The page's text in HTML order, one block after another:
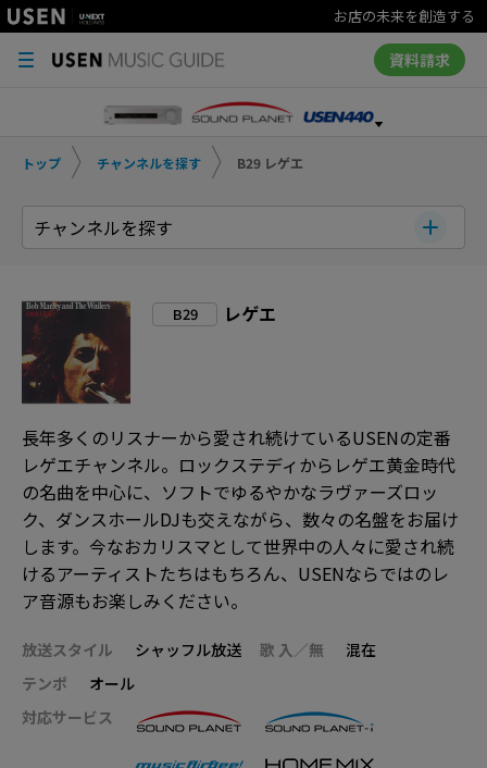
お店の未来を創造する
資料請求
トップ チャンネルを探す B29 レゲエ
チャンネルを探す
B29 レゲエ
長年多くのリスナーから愛され続けているUSENの定番
レゲエチャンネル。ロックステディからレゲエ黄金時代
の名曲を中心に、ソフトでゆるやかなラヴァーズロッ
ク、ダンスホールDJも交えながら、数々の名盤をお届け
します。今なおカリスマとして世界中の人々に愛され続
けるアーティストたちはもちろん、USENならではのレ
ア音源もお楽しみください。
放送スタイル シャッフル放送 歌 入／無
混在
テンポ
オール
対応サービス